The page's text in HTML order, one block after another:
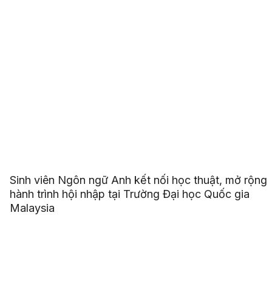
Sinh viên Ngôn ngữ Anh kết nối học thuật, mở rộng
hành trình hội nhập tại Trường Đại học Quốc gia
Malaysia